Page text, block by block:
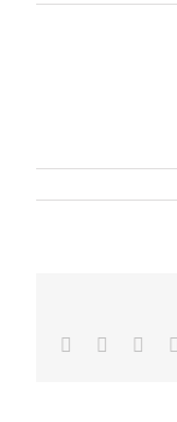
Facebook
Twitter
LinkedIn